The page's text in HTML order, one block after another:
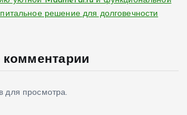
решение для долговечности
для просмотра.